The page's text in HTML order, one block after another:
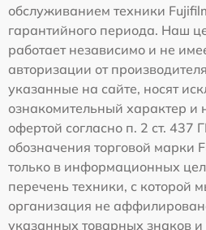
обслуживанием техники
гарантийного периода. Наш
работает независимо и не
авторизации от
указанные на сайте, носят
ознакомительный характер и
офертой согласно п. 2 ст. 437
обозначения торговой марки
только в информационных
перечень техники, с которой
организация не
указанных товарных знаков и